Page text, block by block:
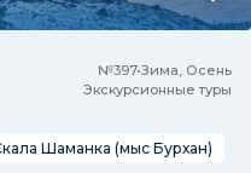
№397•Зима, Осень
Экскурсионные туры
Шаманка (мыс Бурхан)